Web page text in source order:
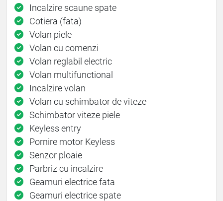
Incalzire scaune spate
Cotiera (fata)
Volan piele
Volan cu comenzi
Volan reglabil electric
Volan multifunctional
Incalzire volan
Volan cu schimbator de viteze
Schimbator viteze piele
Keyless entry
Pornire motor Keyless
Senzor ploaie
Parbriz cu incalzire
Geamuri electrice fata
Geamuri electrice spate